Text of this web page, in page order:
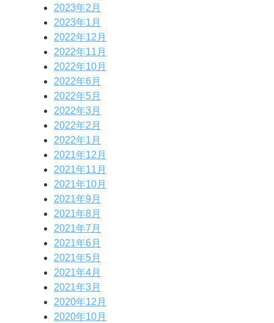
2023年2月
2023年1月
2022年12月
2022年11月
2022年10月
2022年6月
2022年5月
2022年3月
2022年2月
2022年1月
2021年12月
2021年11月
2021年10月
2021年9月
2021年8月
2021年7月
2021年6月
2021年5月
2021年4月
2021年3月
2020年12月
2020年10月